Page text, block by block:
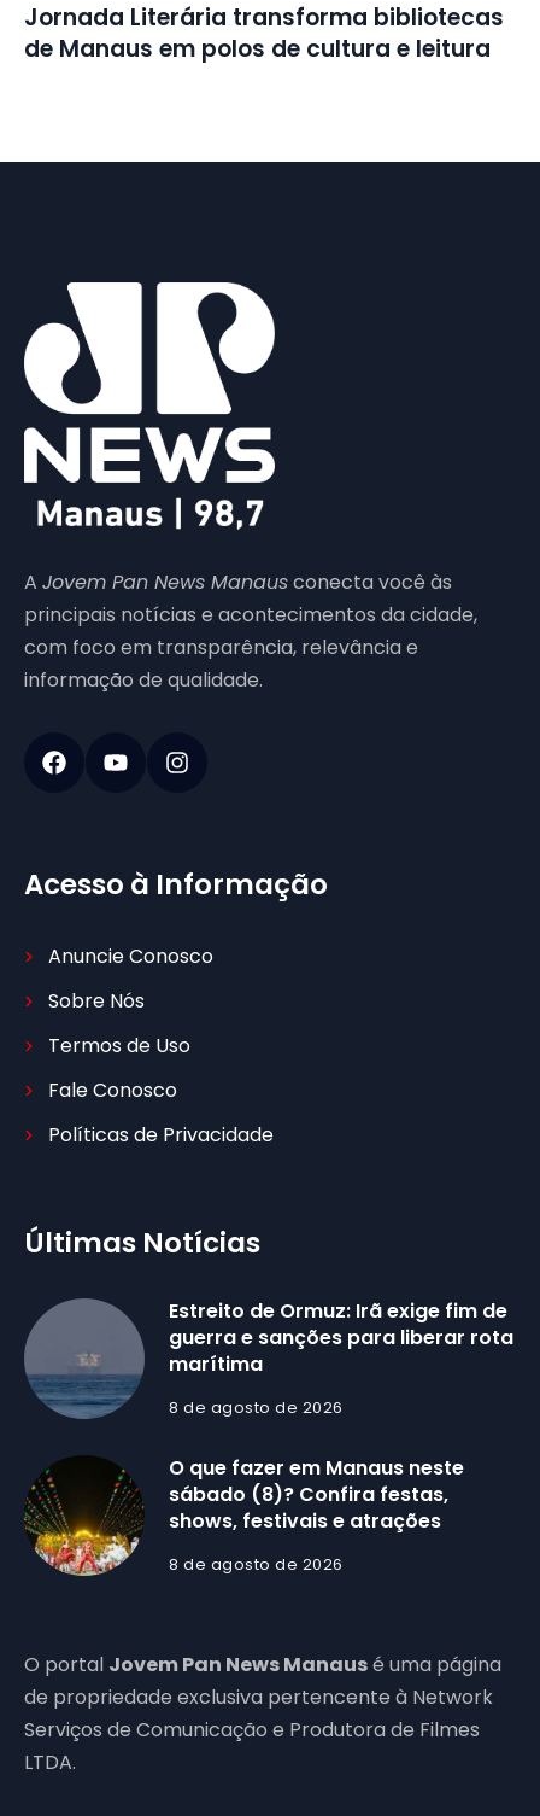
Jornada Literária transforma bibliotecas
de Manaus em polos de cultura e leitura
A Jovem Pan News Manausconecta você às
principais notícias e acontecimentos da cidade,
com foco em transparência, relevância e
informação de qualidade.
Acesso à Informação
Anuncie Conosco
Sobre Nós
Termos de Uso
Fale Conosco
Políticas de Privacidade
Últimas Notícias
Estreito de Ormuz: Irã exige fim de
guerra e sanções para liberar rota
marítima
8 de agosto de 2026
O que fazer em Manaus neste
sábado (8)? Confira festas,
shows, festivais e atrações
8 de agosto de 2026
O portal Jovem Pan News Manausé uma página
de propriedade exclusiva pertencente à Network
Serviços de Comunicação e Produtora de Filmes
LTDA.